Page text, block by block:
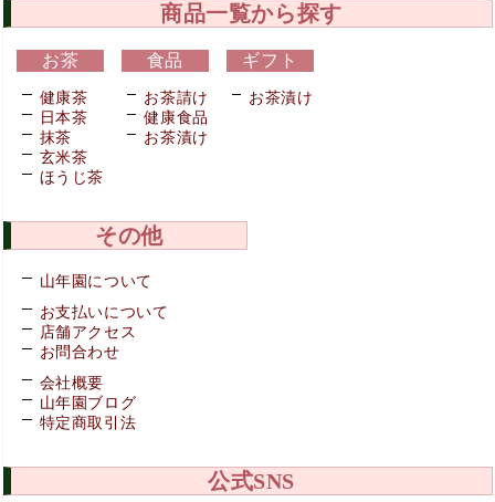
商品一覧から探す
お茶
健康茶
日本茶
抹茶
玄米茶
ほうじ茶
食品
お茶請け
健康食品
お茶漬け
ギフト
お茶漬け
その他
山年園について
お支払いについて
店舗アクセス
お問合わせ
会社概要
山年園ブログ
特定商取引法
公式SNS